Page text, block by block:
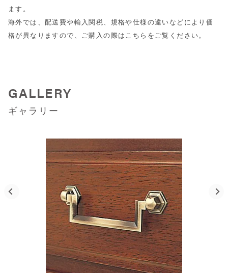
ます。
海外では、配送費や輸入関税、規格や仕様の違いなどにより価
格が異なりますので、ご購入の際は こちら をご覧ください。
GALLERY
ギャラリー